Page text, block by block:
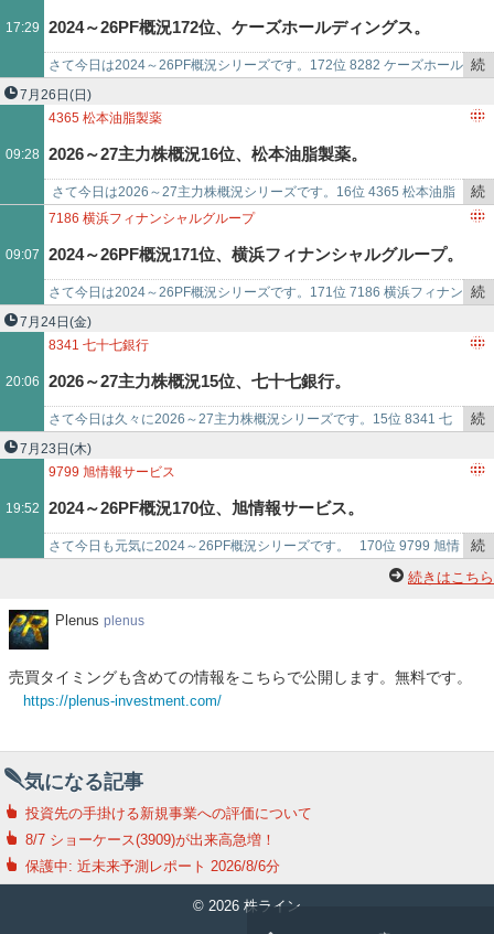
で
17:29 2024～26PF概況172位、ケーズホールディングス。
さて今日は2024～26PF概況シリーズです。172位 8282 ケーズホール
ディングス （東P、3・9月優待） ○ PF172位は、北関東地…
続
を
で
7月26日 (日)
09:28
4365 松本油脂製薬
2026～27主力株概況16位、松本油脂製薬。
​​ さて今日は2026～27主力株概況シリーズです。16位 4365 松本油脂
製薬（東S、3・9月優待） ◎◎ PF時価総額16位の準主力株は、界…
続
き
事
09:07
7186 横浜フィナンシャルグループ
2024～26PF概況171位、横浜フィナンシャルグループ。
さて今日は2024～26PF概況シリーズです。171位 7186 横浜フィナン
シャルグループ （東P、3月優待） ○ PF171位は、大手地銀グルー…
続
を
で
7月24日 (金)
20:06
8341 七十七銀行
2026～27主力株概況15位、七十七銀行。
さて今日は久々に2026～27主力株概況シリーズです。15位 8341 七
十七銀行 （東P、3月優待） ◎​ PF時価総額15位の準主力株は、仙台
拠…
続
を
で
7月23日 (木)
19:52
9799 旭情報サービス
2024～26PF概況170位、旭情報サービス。
さて今日も元気に2024～26PF概況シリーズです。 170位 9799 旭情
報サービス （東S、3月優待） ◎ PF170位は、独立系…
続
き
続きはこちら
Plenus
Plenus plenus
売買タイミングも含めての情報をこちらで公開します。無料です。
https://plenus-investment.com/
気になる記事
投資先の手掛ける新規事業への評価について
8/7 ショーケース(3909)が出来高急増！
保護中: 近未来予測レポート 2026/8/6分
© 2026 株ライン